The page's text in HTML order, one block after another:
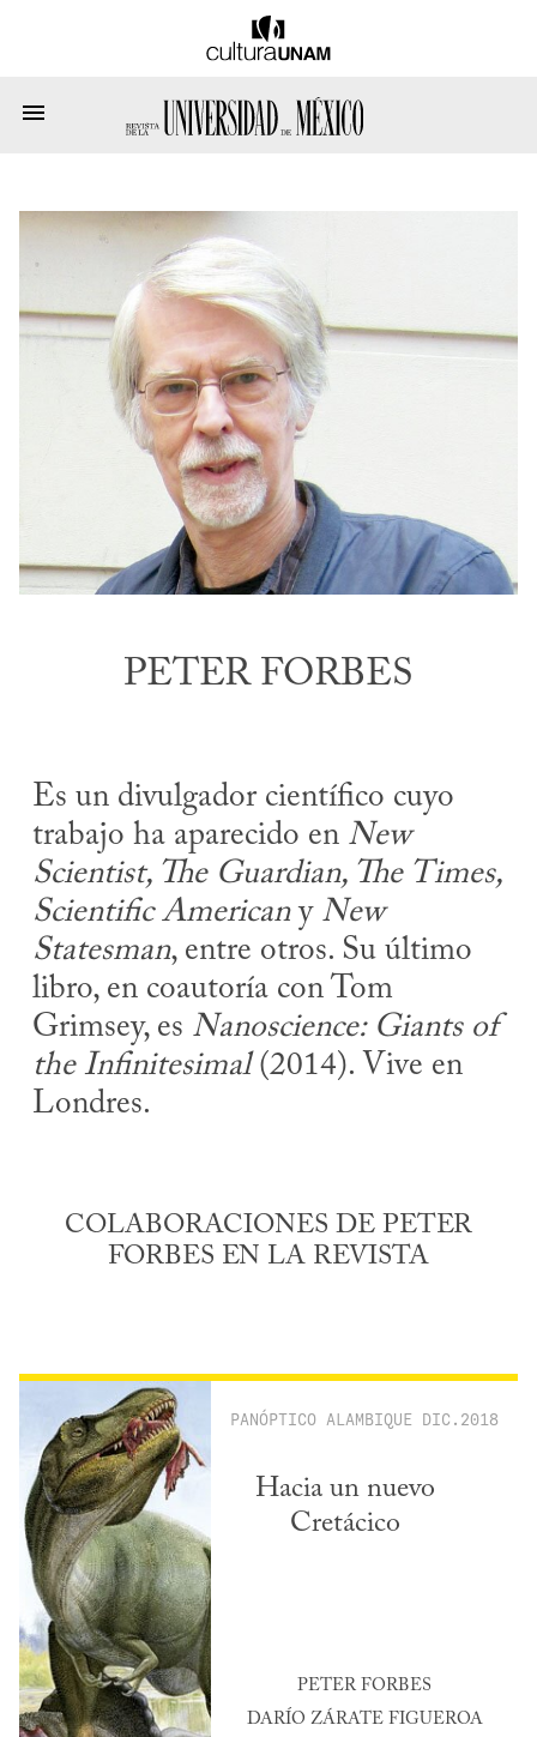
PETER FORBES
Es un divulgador científico cuyo
trabajo ha aparecido en New
Scientist, The Guardian, The Times,
Scientific Americany New
Statesman, entre otros. Su último
libro, en coautoría con Tom
Grimsey, es Nanoscience: Giants of
the Infinitesimal(2014). Vive en
Londres.
COLABORACIONES DE PETER
FORBES EN LA REVISTA
PANÓPTICO ALAMBIQUE DIC.2018
Hacia un nuevo
Cretácico
PETER FORBES
DARÍO ZÁRATE FIGUEROA